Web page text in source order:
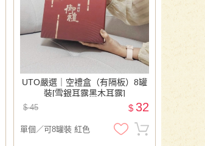
UTO嚴選｜空禮盒（有隔板）8罐
裝[雪銀耳露黑木耳露]
$ 45 $ 32
單個／可8罐裝 紅色